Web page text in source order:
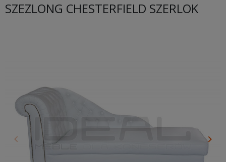
SZEZLONG CHESTERFIELD SZERLOK
Poprzedni
keyboard_arrow_left keyboard_arrow_right